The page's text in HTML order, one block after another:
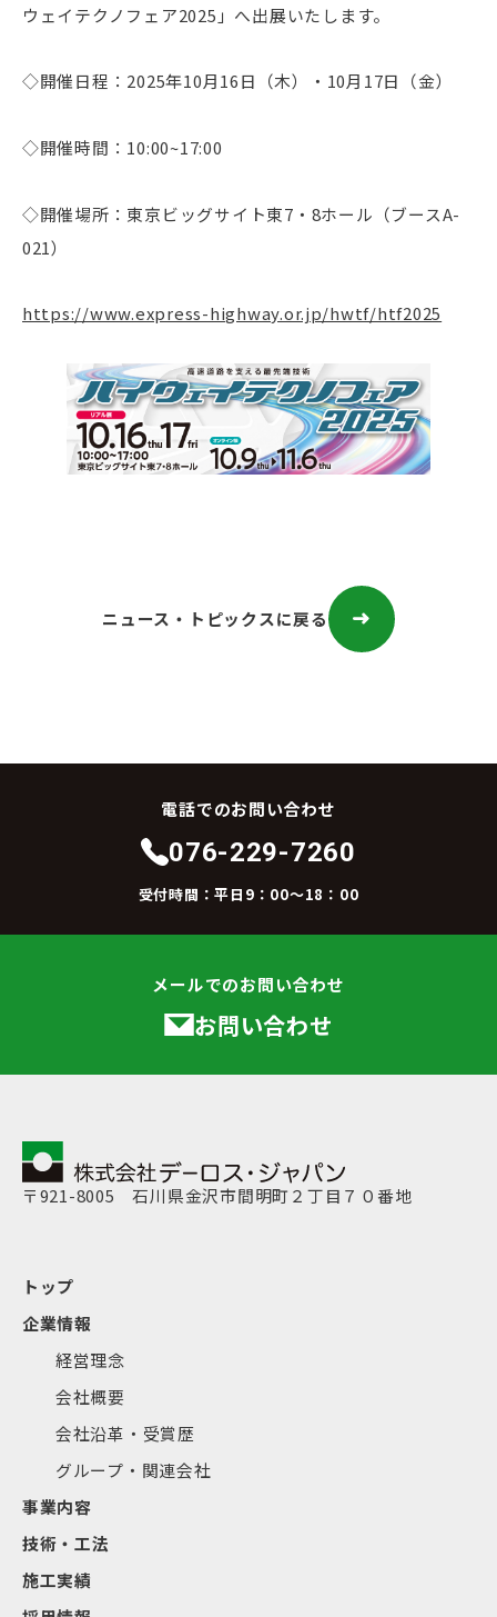
ウェイテクノフェア2025」へ出展いたします。
◇開催日程：2025年10月16日（木）・10月17日（金）
◇開催時間：10:00~17:00
◇開催場所：東京ビッグサイト東7・8ホール（ブースA-
021）
https://www.express-highway.or.jp/hwtf/htf2025
ニュース・トピックスに戻る
電話でのお問い合わせ
076-229-7260
受付時間：平日9：00～18：00
メールでのお問い合わせ
お問い合わせ
〒921-8005 石川県金沢市間明町２丁目７０番地
トップ
企業情報
経営理念
会社概要
会社沿革・受賞歴
グループ・関連会社
事業内容
技術・工法
施工実績